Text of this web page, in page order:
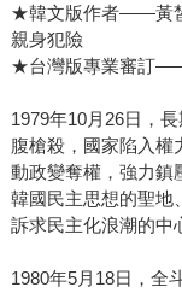
★韓文版作者——黃
親身犯險
★台灣版專業審訂
1979年10月26日，
腹槍殺，國家陷入權
動政變奪權，強力鎮
韓國民主思想的聖地
訴求民主化浪潮的中
1980年5月18日，全